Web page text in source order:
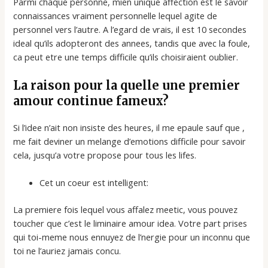
connaissances vraiment personnelle lequel agite de
personnel vers l’autre. A l’egard de vrais, il est 10 secondes
ideal qu’ils adopteront des annees, tandis que avec la foule,
ca peut etre une temps difficile qu’ils choisiraient oublier.
La raison pour la quelle une premier
amour continue fameux?
Si l’idee n’ait non insiste des heures, il me epaule sauf que ,
me fait deviner un melange d’emotions difficile pour savoir
cela, jusqu’a votre propose pour tous les lifes.
Cet un coeur est intelligent:
La premiere fois lequel vous affalez meetic, vous pouvez
toucher que c’est le liminaire amour idea. Votre part prises
qui toi-meme nous ennuyez de l’nergie pour un inconnu que
toi ne l’auriez jamais concu.